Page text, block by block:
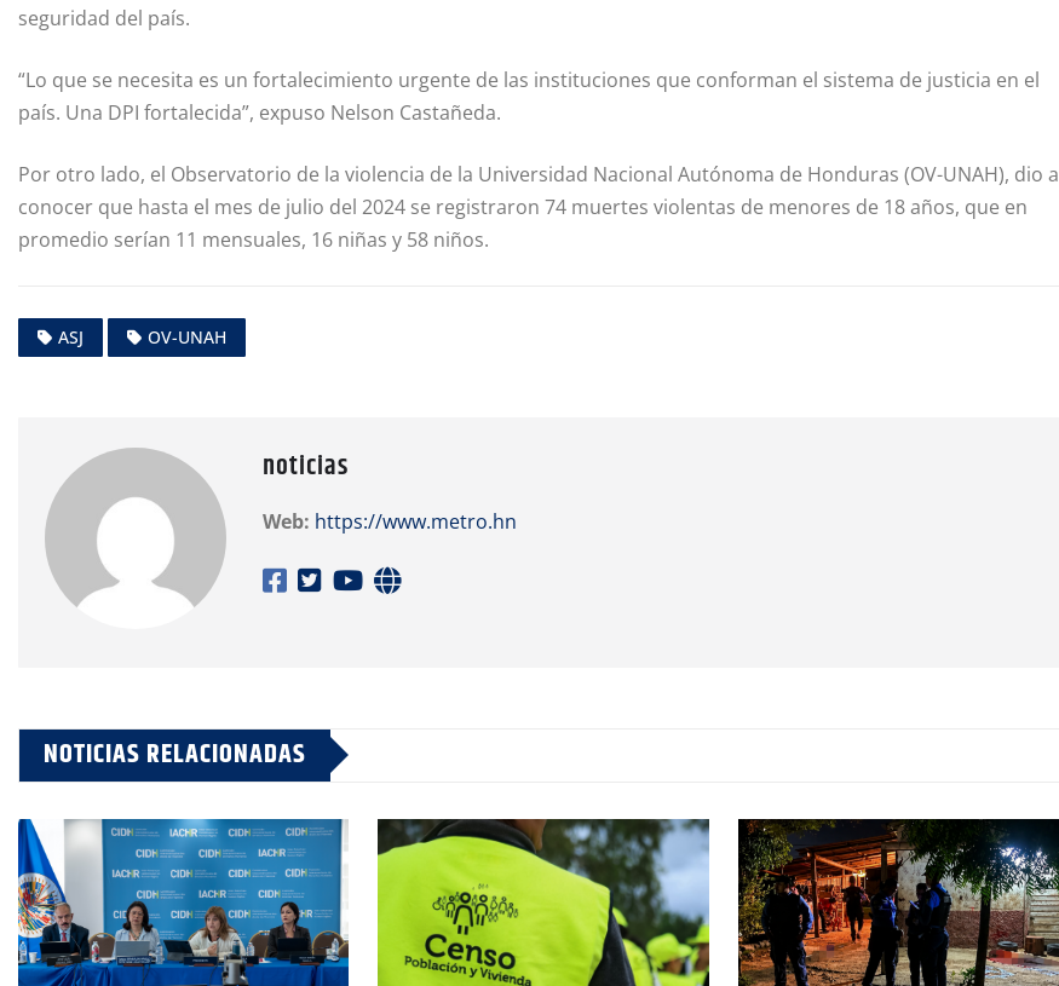
seguridad del país.
“Lo que se necesita es un fortalecimiento urgente de las instituciones que conforman el sistema de justicia en el
país. Una DPI fortalecida”, expuso Nelson Castañeda.
Por otro lado, el Observatorio de la violencia de la Universidad Nacional Autónoma de Honduras (OV-UNAH), dio a
conocer que hasta el mes de julio del 2024 se registraron 74 muertes violentas de menores de 18 años, que en
promedio serían 11 mensuales, 16 niñas y 58 niños.
ASJ OV-UNAH
noticias
Web: https://www.metro.hn
NOTICIAS RELACIONADAS